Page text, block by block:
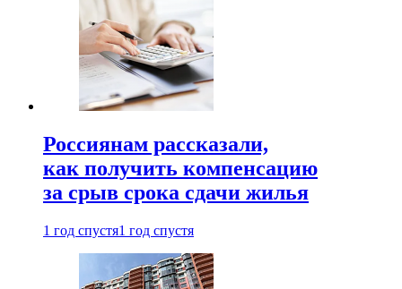
Россиянам рассказали,
как получить компенсацию
за срыв срока сдачи жилья
1 год спустя1 год спустя